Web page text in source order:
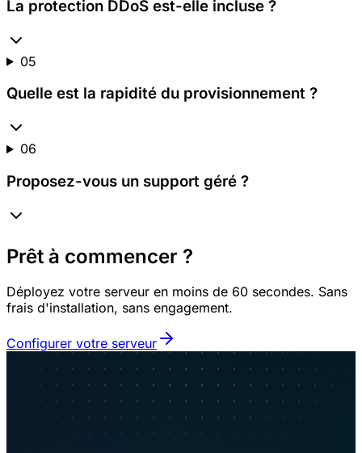
La protection DDoS est-elle incluse ?
05
Quelle est la rapidité du provisionnement ?
06
Proposez-vous un support géré ?
Prêt à commencer ?
Déployez votre serveur en moins de 60 secondes. Sans
frais d'installation, sans engagement.
Configurer votre serveur